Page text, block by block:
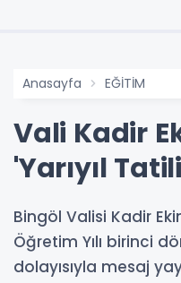
Anasayfa EĞİTİM
Vali Kadir
'Yarıyıl
Bingöl Valisi Kadir
Öğretim Yılı birinci
dolayısıyla mesaj